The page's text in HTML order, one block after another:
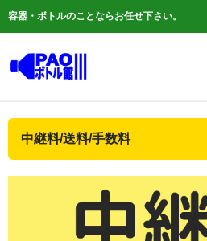
容器・ボトルのことならお任せ下さい。
ご利用ガイド
容器について
中継料/送料/手数料